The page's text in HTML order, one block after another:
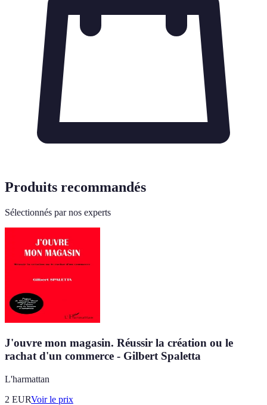
Produits recommandés
Sélectionnés par nos experts
J'ouvre mon magasin. Réussir la création ou le
rachat d'un commerce - Gilbert Spaletta
L'harmattan
2 EURVoir le prix